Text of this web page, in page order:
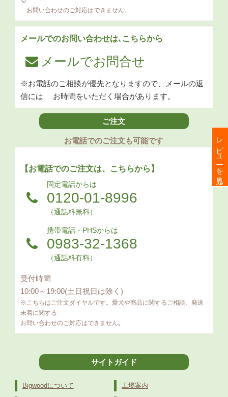
レビューを見る
お問い合わせのご対応はできません。
メールでのお問い合わせは､こちらから
メールでお問合せ
※お電話のご相談が優先となりますので、メールの返
信には お時間をいただく場合があります。
ご注文
お電話でのご注文も可能です
【お電話でのご注文は、こちらから】
固定電話からは
0120-01-8996
（通話料無料）
携帯電話・PHSからは
0983-32-1368
（通話料有料）
受付時間
10:00～19:00(土日祝日は除く)
※こちらはご注文ダイヤルです。愛犬や商品に関するご相談、発送
未着に関する
お問い合わせのご対応はできません｡
サイトガイド
Bigwoodについて 工場案内